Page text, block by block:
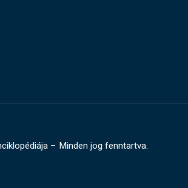
– Minden jog fenntartva.